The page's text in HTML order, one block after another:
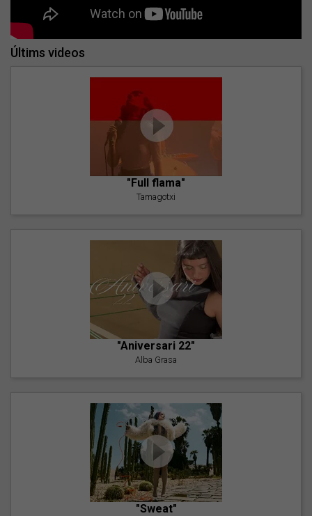
Últims videos
"Full flama"
Tamagotxi
"Aniversari 22"
Alba Grasa
"Sweat"